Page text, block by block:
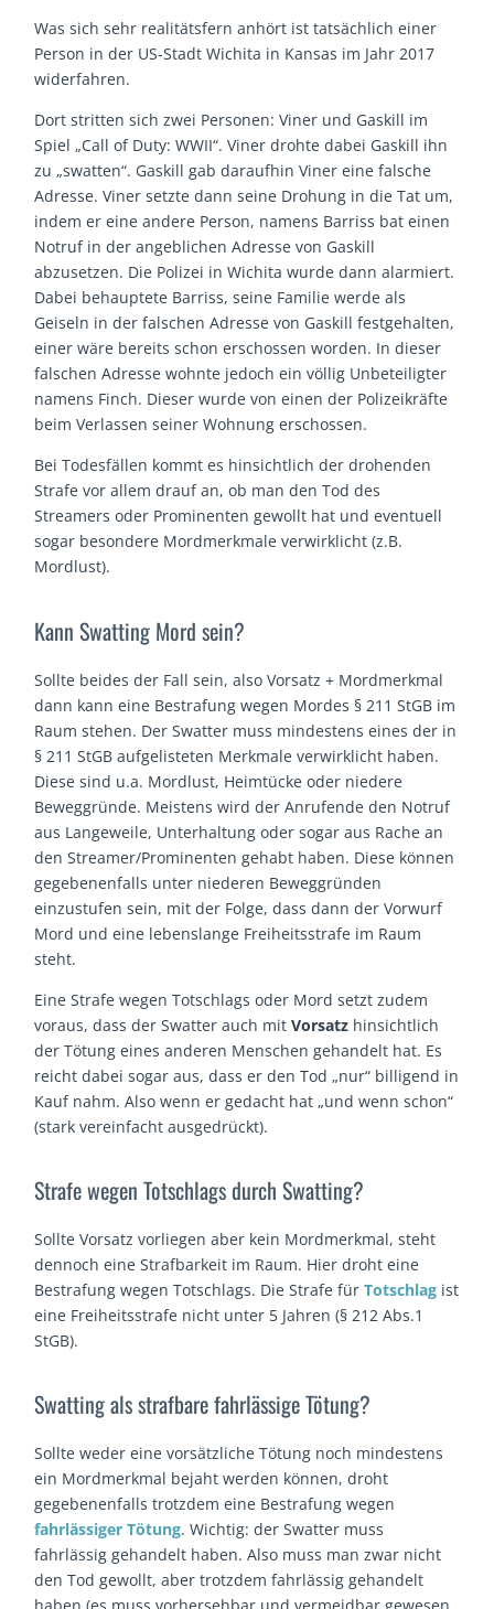
Was sich sehr realitätsfern anhört ist tatsächlich einer
Person in der US-Stadt Wichita in Kansas im Jahr 2017
widerfahren.
Dort stritten sich zwei Personen: Viner und Gaskill im
Spiel „Call of Duty: WWII“. Viner drohte dabei Gaskill ihn
zu „swatten“. Gaskill gab daraufhin Viner eine falsche
Adresse. Viner setzte dann seine Drohung in die Tat um,
indem er eine andere Person, namens Barriss bat einen
Notruf in der angeblichen Adresse von Gaskill
abzusetzen. Die Polizei in Wichita wurde dann alarmiert.
Dabei behauptete Barriss, seine Familie werde als
Geiseln in der falschen Adresse von Gaskill festgehalten,
einer wäre bereits schon erschossen worden. In dieser
falschen Adresse wohnte jedoch ein völlig Unbeteiligter
namens Finch. Dieser wurde von einen der Polizeikräfte
beim Verlassen seiner Wohnung erschossen.
Bei Todesfällen kommt es hinsichtlich der drohenden
Strafe vor allem drauf an, ob man den Tod des
Streamers oder Prominenten gewollt hat und eventuell
sogar besondere Mordmerkmale verwirklicht (z.B.
Mordlust).
Kann Swatting Mord sein?
Sollte beides der Fall sein, also Vorsatz + Mordmerkmal
dann kann eine Bestrafung wegen Mordes § 211 StGB im
Raum stehen. Der Swatter muss mindestens eines der in
§ 211 StGB aufgelisteten Merkmale verwirklicht haben.
Diese sind u.a. Mordlust, Heimtücke oder niedere
Beweggründe. Meistens wird der Anrufende den Notruf
aus Langeweile, Unterhaltung oder sogar aus Rache an
den Streamer/Prominenten gehabt haben. Diese können
gegebenenfalls unter niederen Beweggründen
einzustufen sein, mit der Folge, dass dann der Vorwurf
Mord und eine lebenslange Freiheitsstrafe im Raum
steht.
Eine Strafe wegen Totschlags oder Mord setzt zudem
voraus, dass der Swatter auch mitVorsatz hinsichtlich
der Tötung eines anderen Menschen gehandelt hat. Es
reicht dabei sogar aus, dass er den Tod „nur“ billigend in
Kauf nahm. Also wenn er gedacht hat „und wenn schon“
(stark vereinfacht ausgedrückt).
Strafe wegen Totschlags durch Swatting?
Sollte Vorsatz vorliegen aber kein Mordmerkmal, steht
dennoch eine Strafbarkeit im Raum. Hier droht eine
Bestrafung wegen Totschlags. Die Strafe fürTotschlag ist
eine Freiheitsstrafe nicht unter 5 Jahren (§ 212 Abs.1
StGB).
Swatting als strafbare fahrlässige Tötung?
Sollte weder eine vorsätzliche Tötung noch mindestens
ein Mordmerkmal bejaht werden können, droht
gegebenenfalls trotzdem eine Bestrafung wegen
fahrlässiger Tötung. Wichtig: der Swatter muss
fahrlässig gehandelt haben. Also muss man zwar nicht
den Tod gewollt, aber trotzdem fahrlässig gehandelt